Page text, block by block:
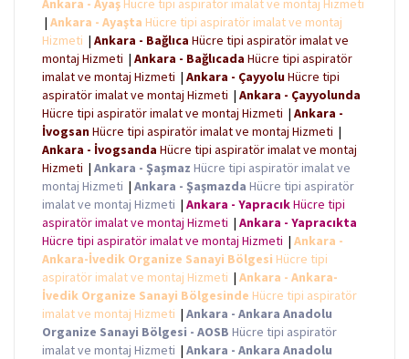
Ankara - Ayaş Hücre tipi aspiratör imalat ve montaj Hizmeti
| Ankara - Ayaşta Hücre tipi aspiratör imalat ve montaj
Hizmeti | Ankara - Bağlıca Hücre tipi aspiratör imalat ve
montaj Hizmeti | Ankara - Bağlıcada Hücre tipi aspiratör
imalat ve montaj Hizmeti | Ankara - ÇayyoluHücre tipi
aspiratör imalat ve montaj Hizmeti | Ankara - Çayyolunda
Hücre tipi aspiratör imalat ve montaj Hizmeti | Ankara -
İvogsanHücre tipi aspiratör imalat ve montaj Hizmeti |
Ankara - İvogsanda Hücre tipi aspiratör imalat ve montaj
Hizmeti | Ankara - Şaşmaz Hücre tipi aspiratör imalat ve
montaj Hizmeti | Ankara - Şaşmazda Hücre tipi aspiratör
imalat ve montaj Hizmeti | Ankara - YapracıkHücre tipi
aspiratör imalat ve montaj Hizmeti | Ankara - Yapracıkta
Hücre tipi aspiratör imalat ve montaj Hizmeti | Ankara -
Ankara-İvedik Organize Sanayi Bölgesi Hücre tipi
aspiratör imalat ve montaj Hizmeti | Ankara - Ankara-
İvedik Organize Sanayi Bölgesinde Hücre tipi aspiratör
imalat ve montaj Hizmeti | Ankara - Ankara Anadolu
Organize Sanayi Bölgesi - AOSB Hücre tipi aspiratör
imalat ve montaj Hizmeti | Ankara - Ankara Anadolu